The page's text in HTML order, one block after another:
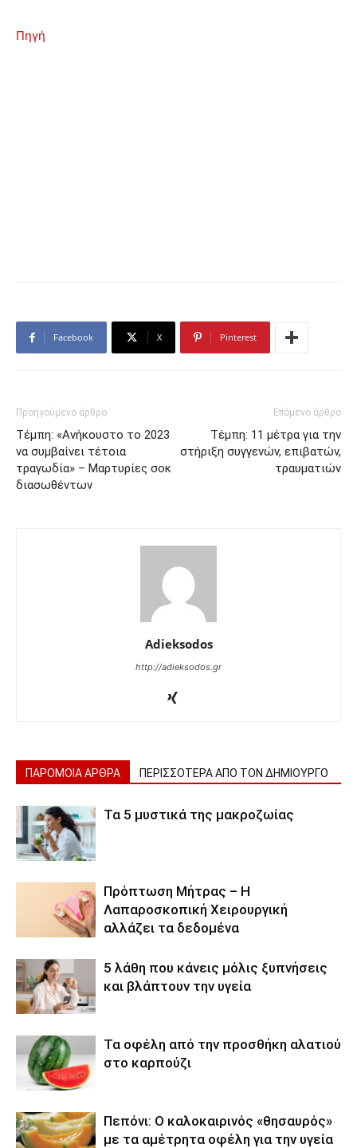
Πηγή
Facebook X Pinterest
Προηγούμενο άρθρο
Τέμπη: «Ανήκουστο το 2023
να συμβαίνει τέτοια
τραγωδία» – Μαρτυρίες σοκ
διασωθέντων
Επόμενο άρθρο
Τέμπη: 11 μέτρα για την
στήριξη συγγενών, επιβατών,
τραυματιών
Adieksodos
http://adieksodos.gr
ΠΑΡΟΜΟΙΑ ΑΡΘΡΑ ΠΕΡΙΣΣΟΤΕΡΑ ΑΠΟ ΤΟΝ ΔΗΜΙΟΥΡΓΟ
Τα 5 μυστικά της μακροζωίας
Πρόπτωση Μήτρας – Η
Λαπαροσκοπική Χειρουργική
αλλάζει τα δεδομένα
5 λάθη που κάνεις μόλις ξυπνήσεις
και βλάπτουν την υγεία
Τα οφέλη από την προσθήκη αλατιού
στο καρπούζι
Πεπόνι: Ο καλοκαιρινός «θησαυρός»
με τα αμέτρητα οφέλη για την υγεία